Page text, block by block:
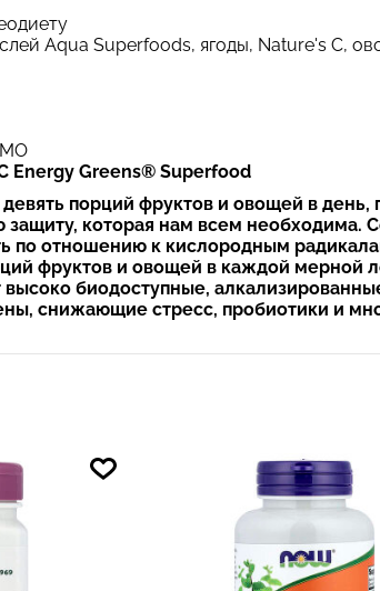
Aqua Superfoods, ягоды, Nature's C,
Energy Greens® Superfood
порций фруктов и овощей в день,
которая нам всем необходима.
по отношению к кислородным
фруктов и овощей в каждой
биодоступные,
снижающие стресс, пробиотики и